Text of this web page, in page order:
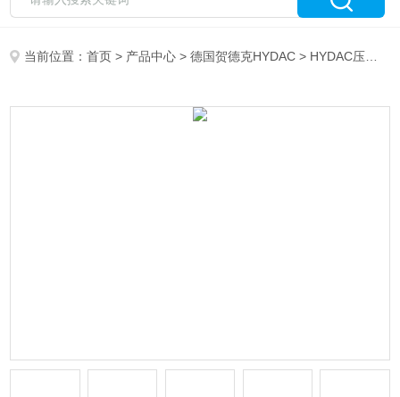
当前位置：首页 > 产品中心 >德国贺德克HYDAC > HYDAC压力开关